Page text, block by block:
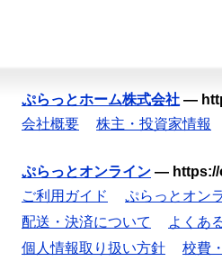
ぷらっとホーム株式会社 —
会社概要
株主・投資家情報
ぷらっとオンライン —
ご利用ガイド
ぷらっとオン
配送・決済について
よくあ
個人情報取り扱い方針
校費